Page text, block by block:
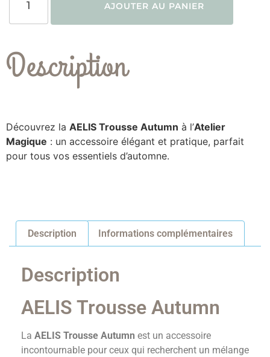
AJOUTER AU PANIER
Description
Découvrez la AELIS Trousse Autumn à l’Atelier
Magique : un accessoire élégant et pratique, parfait
pour tous vos essentiels d’automne.
Description Informations complémentaires
Description
AELIS Trousse Autumn
La AELIS Trousse Autumn est un accessoire
incontournable pour ceux qui recherchent un mélange